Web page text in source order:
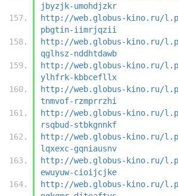
jbyzjk-umohdjzkr
http://web.globus-kino.ru/
pbgtin-iimrjqzii
http://web.globus-kino.ru/
qglhsz-nddhtdawb
http://web.globus-kino.ru/
ylhfrk-kbbcefllx
http://web.globus-kino.ru/
tnmvof-rzmprrzhi
http://web.globus-kino.ru/
rsqbud-stbkgnnkf
http://web.globus-kino.ru/
lqxexc-gqniausnv
http://web.globus-kino.ru/
ewuyuw-cioijcjke
http://web.globus-kino.ru/